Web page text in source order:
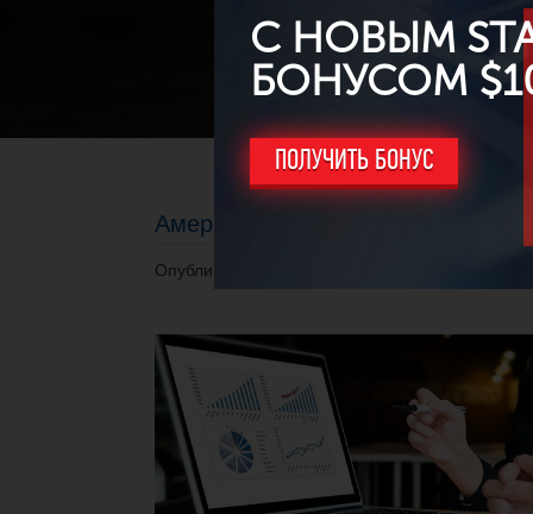
С НОВЫМ
БОНУСОМ
ПОЛУЧИТЬ БОНУС
Американские фондовые
Опубликовано 17.12.2019 в 15:57.